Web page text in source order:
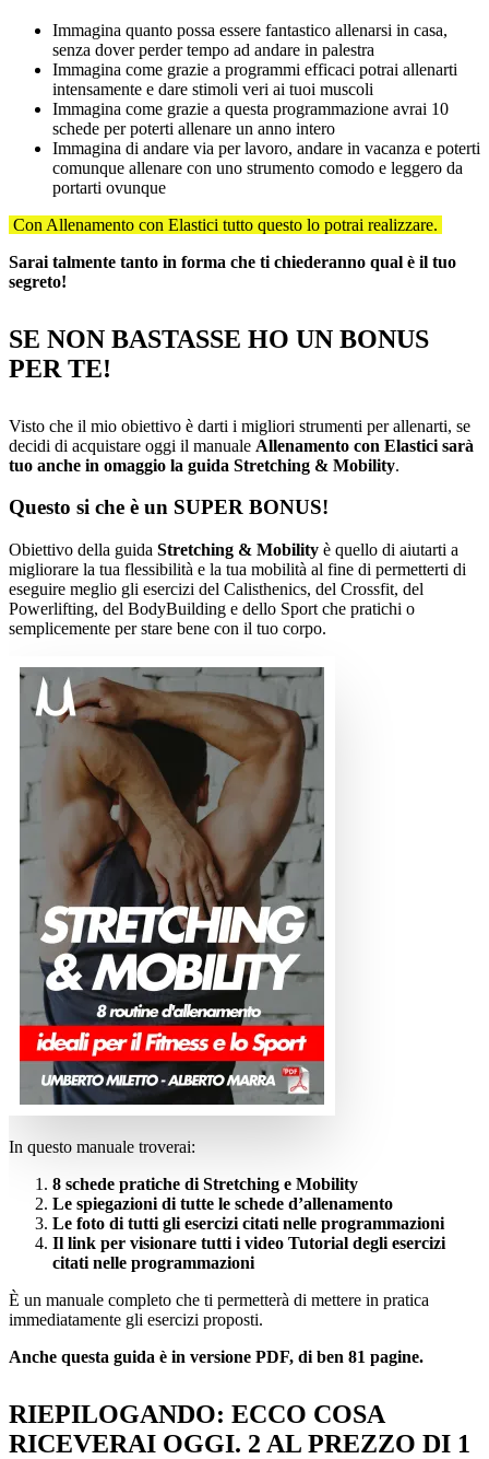
Immagina quanto possa essere fantastico allenarsi in casa,
senza dover perder tempo ad andare in palestra
Immagina come grazie a programmi efficaci potrai allenarti
intensamente e dare stimoli veri ai tuoi muscoli
Immagina come grazie a questa programmazione avrai 10
schede per poterti allenare un anno intero
Immagina di andare via per lavoro, andare in vacanza e poterti
comunque allenare con uno strumento comodo e leggero da
portarti ovunque
Con Allenamento con Elastici tutto questo lo potrai realizzare.
Sarai talmente tanto in forma che ti chiederanno qual è il tuo
segreto!
SE NON BASTASSE HO UN BONUS
PER TE!
Visto che il mio obiettivo è darti i migliori strumenti per allenarti, se
decidi di acquistare oggi il manuale Allenamento con Elastici sarà
tuo anche in omaggio la guida Stretching & Mobility.
Questo si che è un SUPER BONUS!
Obiettivo della guida Stretching & Mobility è quello di aiutarti a
migliorare la tua flessibilità e la tua mobilità al fine di permetterti di
eseguire meglio gli esercizi del Calisthenics, del Crossfit, del
Powerlifting, del BodyBuilding e dello Sport che pratichi o
semplicemente per stare bene con il tuo corpo.
In questo manuale troverai:
8 schede pratiche di Stretching e Mobility
Le spiegazioni di tutte le schede d’allenamento
Le foto di tutti gli esercizi citati nelle programmazioni
Il link per visionare tutti i video Tutorial degli esercizi
citati nelle programmazioni
È un manuale completo che ti permetterà di mettere in pratica
immediatamente gli esercizi proposti.
Anche questa guida è in versione PDF, di ben 81 pagine.
RIEPILOGANDO: ECCO COSA
RICEVERAI OGGI. 2 AL PREZZO DI 1